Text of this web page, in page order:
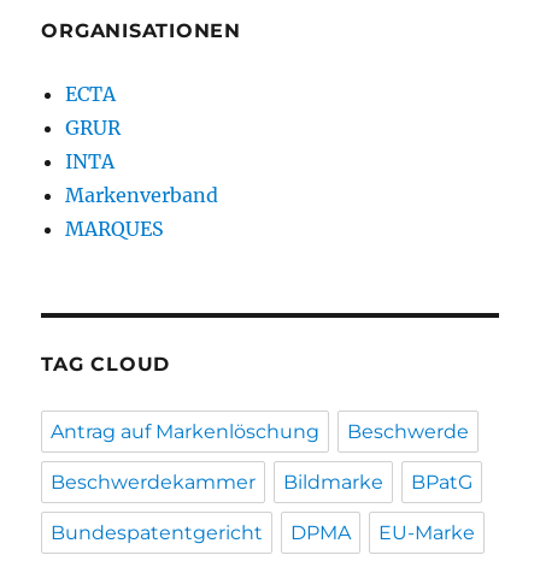
ORGANISATIONEN
ECTA
GRUR
INTA
Markenverband
MARQUES
TAG CLOUD
Antrag auf Markenlöschung Beschwerde
Beschwerdekammer Bildmarke BPatG
Bundespatentgericht DPMA EU-Marke